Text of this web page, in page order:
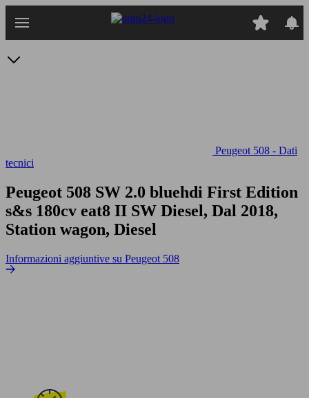
Peugeot 508 - Dati
tecnici
Peugeot 508 SW 2.0 bluehdi First Edition
s&s 180cv eat8 II SW Diesel, Dal 2018,
Station wagon, Diesel
Informazioni aggiuntive su Peugeot 508